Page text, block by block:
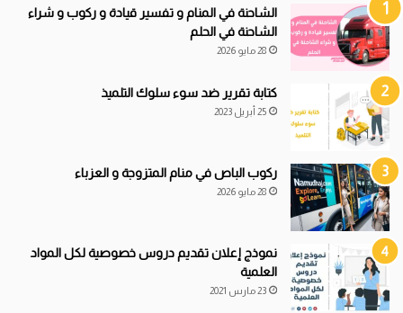
ا
ت
الشاحنة في المنام و تفسير قيادة و ركوب و شراء
الشاحنة في الحلم
28 مايو 2026
كتابة تقرير ضد سوء سلوك التلميذ
25 أبريل 2023
ركوب الباص في منام المتزوجة و العزباء
28 مايو 2026
نموذج إعلان تقديم دروس خصوصية لكل المواد
العلمية
23 مارس 2021